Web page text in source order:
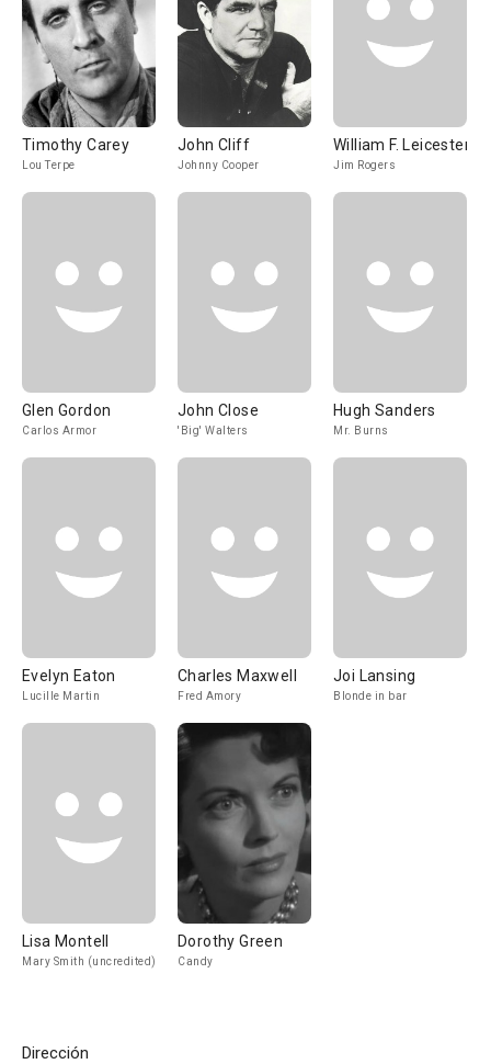
Timothy Carey
Lou Terpe
John Cliff
Johnny Cooper
William F. Leicester
Jim Rogers
Glen Gordon
Carlos Armor
John Close
'Big' Walters
Hugh Sanders
Mr. Burns
Evelyn Eaton
Lucille Martin
Charles Maxwell
Fred Amory
Joi Lansing
Blonde in bar
Lisa Montell
Mary Smith (uncredited)
Dorothy Green
Candy
Dirección